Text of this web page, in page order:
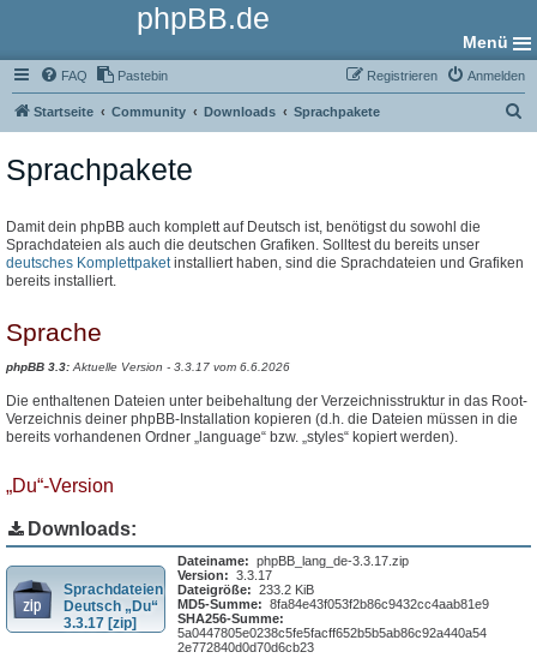
phpBB.de
Menü
FAQ Pastebin Anmelden
Registrieren
Startseite Community Downloads Sprachpakete
Sprachpakete
Damit dein phpBB auch komplett auf Deutsch ist, benötigst du sowohl die
Sprachdateien als auch die deutschen Grafiken. Solltest du bereits unser
deutsches Komplettpaketinstalliert haben, sind die Sprachdateien und Grafiken
bereits installiert.
Sprache
phpBB 3.3:Aktuelle Version - 3.3.17 vom 6.6.2026
Die enthaltenen Dateien unter beibehaltung der Verzeichnisstruktur in das Root-
Verzeichnis deiner phpBB-Installation kopieren (d.h. die Dateien müssen in die
bereits vorhandenen Ordner „language“ bzw. „styles“ kopiert werden).
„Du“-Version
Downloads:
Sprachdateien
Deutsch „Du“
3.3.17 [zip]
Dateiname: phpBB_lang_de-3.3.17.zip
Version: 3.3.17
Dateigröße: 233.2 KiB
MD5-Summe: 8fa84e43f053f2b86c9432cc4aab81e9
SHA256-Summe:
5a0447805e0238c5fe5facff652b5b5ab86c92a440a54
2e772840d0d70d6cb23